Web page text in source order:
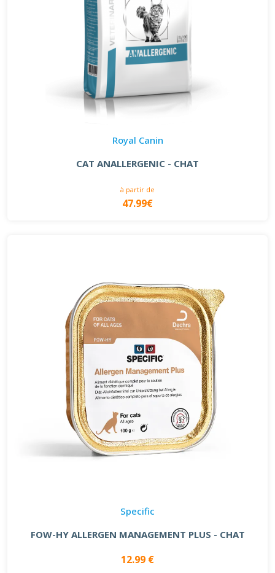
Royal Canin
CAT ANALLERGENIC - CHAT
à partir de
47.99€
Specific
FOW-HY ALLERGEN MANAGEMENT PLUS - CHAT
12.99 €